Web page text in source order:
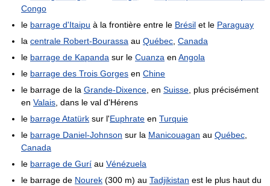
Congo
le barrage d'Itaipu à la frontière entre le Brésil et le Paraguay
la centrale Robert-Bourassa au Québec, Canada
le barrage de Kapanda sur le Cuanza en Angola
le barrage des Trois Gorges en Chine
le barrage de la Grande-Dixence, en Suisse, plus précisément
en Valais, dans le val d'Hérens
le barrage Atatürk sur l'Euphrate en Turquie
le barrage Daniel-Johnson sur la Manicouagan au Québec,
Canada
le barrage de Gurí au Vénézuela
le barrage de Nourek (300 m) au Tadjikistan est le plus haut du